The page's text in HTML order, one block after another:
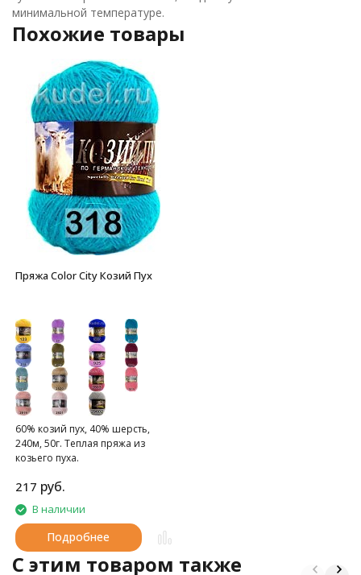
минимальной температуре.
Похожие товары
Пряжа Color City Козий Пух
60% козий пух, 40% шерсть,
240м, 50г. Теплая пряжа из
козьего пуха.
217 руб.
В наличии
Подробнее
C этим товаром также